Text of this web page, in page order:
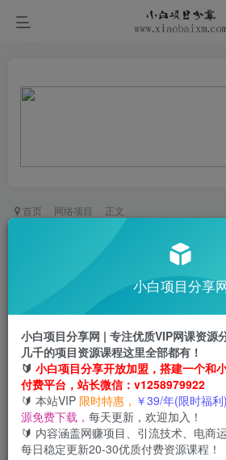
首页 网络项目 正文
即梦AI生成猫咪黑帮视频，迅
1年前更新
即梦AI生成猫咪黑帮视频，迅速起号涨
此内容为会员免费，请付费后查看
云币3 限时特
云币 99
会员免费
小白项目分享
小白项目分享网 | 专注优质VIP网课资源
几千的项目资源课程这里全部都有！
🔰 小白项目分享开放加盟，搭建一个和
付费平台，站长微信：v1258979922
🔰 本站VIP 限时特惠， ￥39/年(限时福
源免费下载， 每天更新，欢迎加入！
🔰 内容涵盖网赚项目、引流技术、电商
每日稳定更新20-30优质付费资源课程！